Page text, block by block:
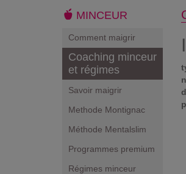
MINCEUR
Comment maigrir
Coaching minceur
et régimes
Savoir maigrir
Methode Montignac
Méthode Mentalslim
Programmes premium
Régimes minceur